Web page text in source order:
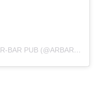
POST UDOSTĘPNIONY PRZEZ AR-BAR PUB (@ARBARWROCLAW)